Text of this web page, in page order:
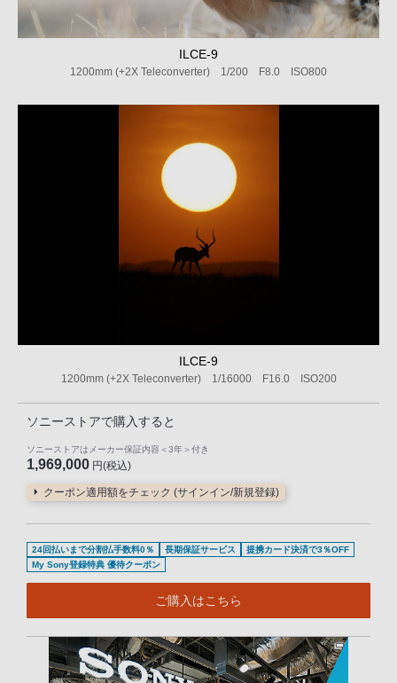
ILCE-9
1200mm (+2X Teleconverter) 1/200 F8.0 ISO800
ILCE-9
1200mm (+2X Teleconverter) 1/16000 F16.0 ISO200
ソニーストアで購入すると
ソニーストアはメーカー保証内容 ＜3年＞ 付き
1,969,000 円(税込)
クーポン適用額をチェック (サインイン/新規登録)
24回払いまで分割払手数料0％ 長期保証サービス
提携カード決済で3％OFF
My Sony登録特典 優待クーポン
ご購入はこちら